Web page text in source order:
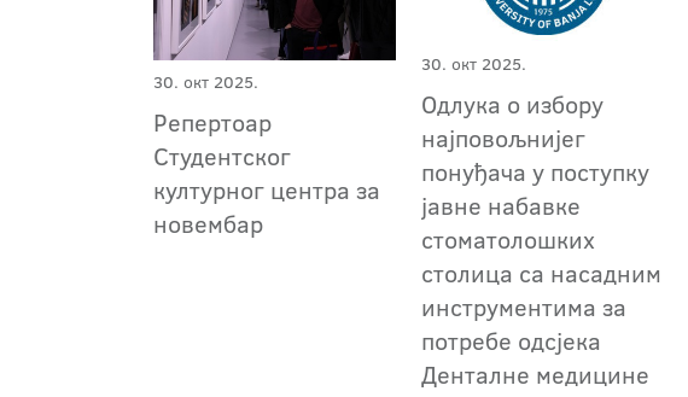
30. окт 2025.
Репертоар
Студентског
културног центра за
новембар
30. окт 2025.
Одлука о избору
најповољнијег
понуђача у поступку
јавне набавке
стоматолошких
столица са насадним
инструментима за
потребе одсјека
Денталне медицине